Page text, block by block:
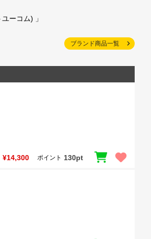
ーコム) 」
ブランド商品一覧
¥14,300 ポイント 130pt